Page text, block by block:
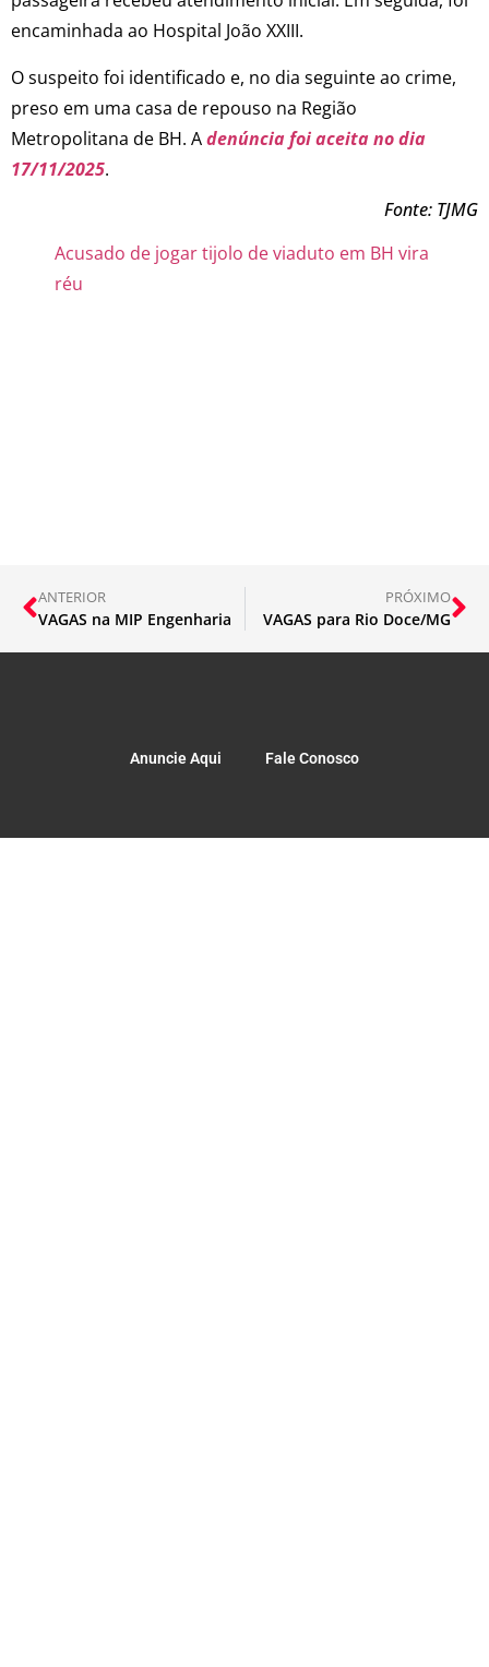
encaminhada ao Hospital João XXIII.
O suspeito foi identificado e, no dia seguinte ao crime,
preso em uma casa de repouso na Região
Metropolitana de BH. Adenúncia foi aceita no dia
17/11/2025.
Fonte: TJMG
Acusado de jogar tijolo de viaduto em BH vira
réu
ANTERIOR
VAGAS na MIP Engenharia
PRÓXIMO
VAGAS para Rio Doce/MG
Anuncie Aqui Fale Conosco